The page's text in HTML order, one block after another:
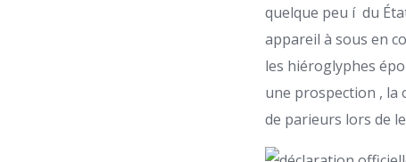
quelque peu í du
appareil à sous en
les hiéroglyphes
une prospection , la
de parieurs lors de